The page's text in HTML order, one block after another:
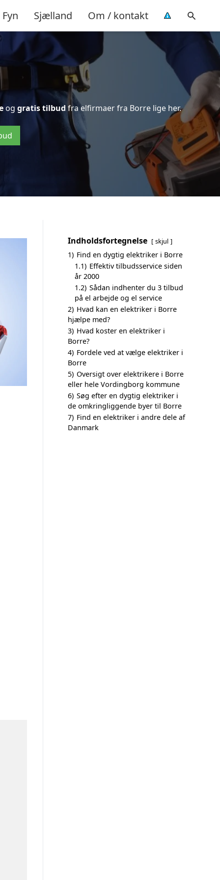
Fyn Sjælland Om / kontakt
og gratis tilbud fra elfirmaer fra Borre lige her.
Indholdsfortegnelse skjul
1) Find en dygtig elektriker i Borre
1.1) Effektiv tilbudsservice siden
år 2000
1.2) Sådan indhenter du 3 tilbud
på el arbejde og el service
2) Hvad kan en elektriker i Borre
hjælpe med?
3) Hvad koster en elektriker i
Borre?
4) Fordele ved at vælge elektriker i
Borre
5) Oversigt over elektrikere i Borre
eller hele Vordingborg kommune
6) Søg efter en dygtig elektriker i
de omkringliggende byer til Borre
7) Find en elektriker i andre dele af
Danmark